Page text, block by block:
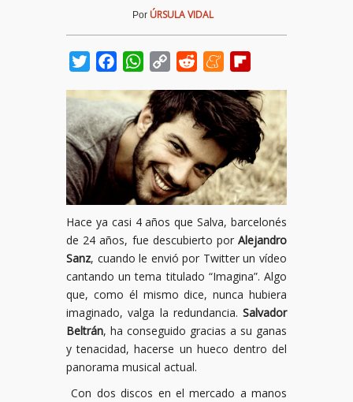
Por ÚRSULA VIDAL
TwitterFacebookWhatsApp
Copy
Reddit Meneame
Hace ya casi 4 años que Salva, barcelonés
de 24 años, fue descubierto por Alejandro
Sanz, cuando le envió por Twitter un vídeo
cantando un tema titulado “Imagina”. Algo
que, como él mismo dice, nunca hubiera
imaginado, valga la redundancia. Salvador
Beltrán, ha conseguido gracias a su ganas
y tenacidad, hacerse un hueco dentro del
panorama musical actual.
Con dos discos en el mercado a manos